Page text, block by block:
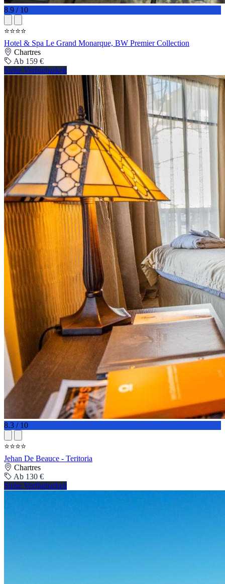
8.9 / 10
⭐⭐⭐⭐
Hotel & Spa Le Grand Monarque, BW Premier Collection
Chartres
Ab 159 €
Siehe Verfügbarkeit
8.3 / 10
⭐⭐⭐⭐
Jehan De Beauce - Teritoria
Chartres
Ab 130 €
Siehe Verfügbarkeit